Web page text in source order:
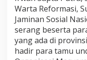
Warta Reformasi,
Jaminan Sosial
serang beserta
yang ada di
hadir para tamu